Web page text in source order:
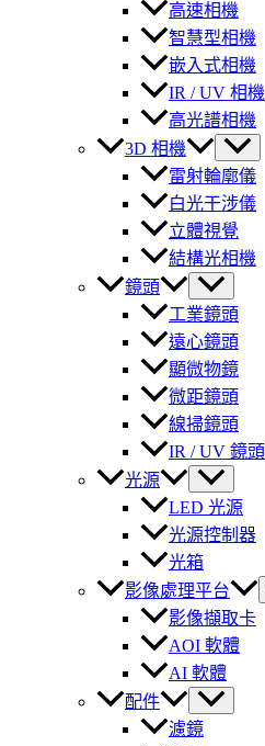
高速相機
智慧型相機
嵌入式相機
IR / UV 相機
高光譜相機
3D 相機
雷射輪廓儀
白光干涉儀
立體視覺
結構光相機
鏡頭
工業鏡頭
遠心鏡頭
顯微物鏡
微距鏡頭
線掃鏡頭
IR / UV 鏡頭
光源
LED 光源
光源控制器
光箱
影像處理平台
影像擷取卡
AOI 軟體
AI 軟體
配件
濾鏡